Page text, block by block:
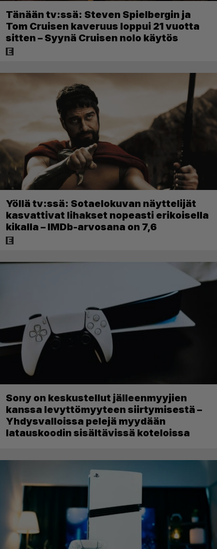
Tänään tv:ssä: Steven Spielbergin ja
Tom Cruisen kaveruus loppui 21 vuotta
sitten – Syynä Cruisen nolo käytös
Yöllä tv:ssä: Sotaelokuvan näyttelijät
kasvattivat lihakset nopeasti erikoisella
kikalla – IMDb-arvosana on 7,6
Sony on keskustellut jälleenmyyjien
kanssa levyttömyyteen siirtymisestä –
Yhdysvalloissa pelejä myydään
latauskoodin sisältävissä koteloissa